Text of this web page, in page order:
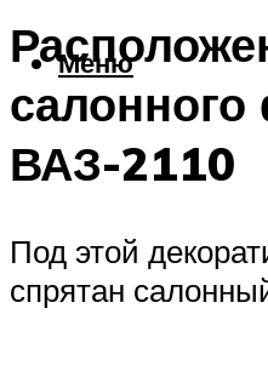
Меню
ВАЗ-2110
Под этой
спрятан